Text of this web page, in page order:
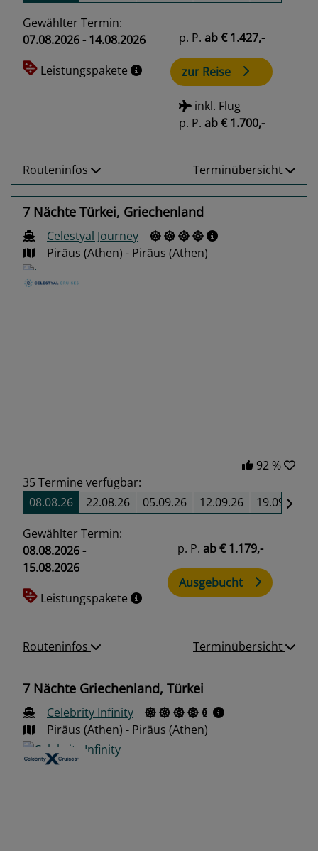
Gewählter Termin:
07.08.2026 - 14.08.2026
Leistungspakete
p. P. ab€ 1.427,-
zur Reise
inkl. Flug
p. P. ab€ 1.700,-
Routeninfos Terminübersicht
7 Nächte Türkei, Griechenland
Celestyal Journey
Piräus (Athen) - Piräus (Athen)
92 %
35Termine verfügbar:
08.08.26
22.08.26 05.09.26 12.09.26 19.09.26
Gewählter Termin:
08.08.2026 -
15.08.2026
Leistungspakete
p. P. ab€ 1.179,-
Ausgebucht
Routeninfos Terminübersicht
7 Nächte Griechenland, Türkei
Celebrity Infinity
Piräus (Athen) - Piräus (Athen)